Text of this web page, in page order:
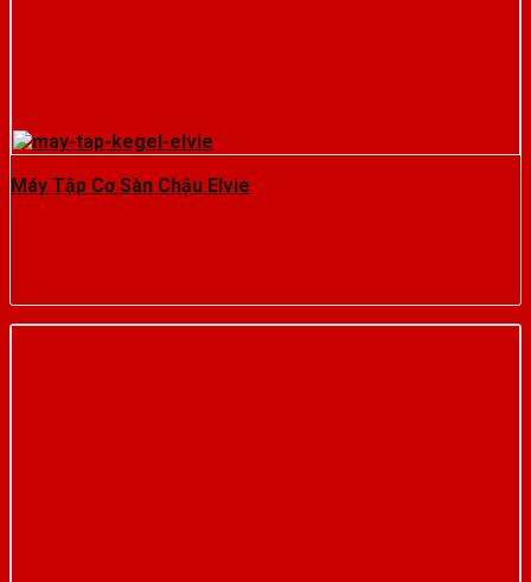
Máy Tập Cơ Sàn Chậu Elvie